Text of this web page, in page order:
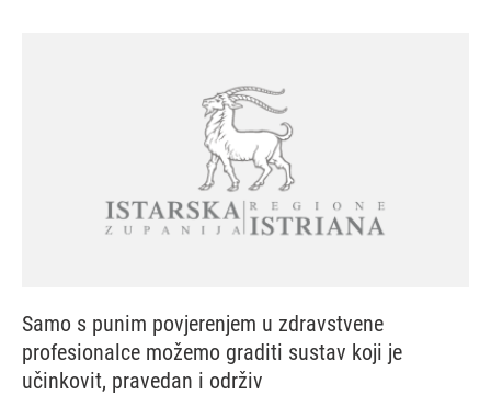
Samo s punim povjerenjem u zdravstvene
profesionalce možemo graditi sustav koji je
učinkovit, pravedan i održiv